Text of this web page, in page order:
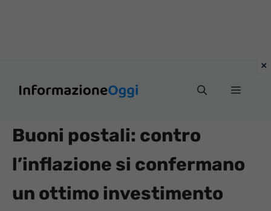
Menu
Buoni postali: contro
l’inflazione si confermano
un ottimo investimento